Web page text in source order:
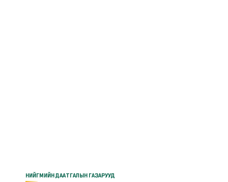
НИЙГМИЙН ДААТГАЛЫН ГАЗАРУУД